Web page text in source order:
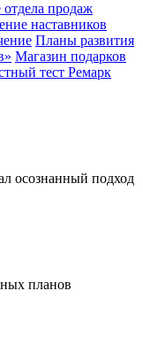
продаж
наставников
Планы развития
Магазин подарков
тест Ремарк
осознанный подход
планов